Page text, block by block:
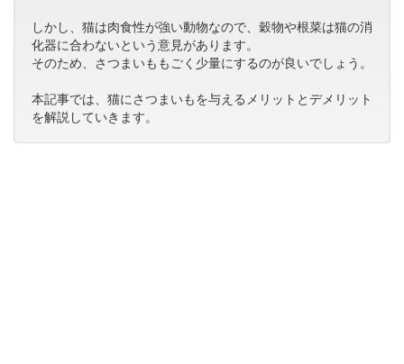
しかし、猫は肉食性が強い動物なので、穀物や根菜は猫の消
化器に合わないという意見があります。
そのため、さつまいももごく少量にするのが良いでしょう。
本記事では、猫にさつまいもを与えるメリットとデメリット
を解説していきます。